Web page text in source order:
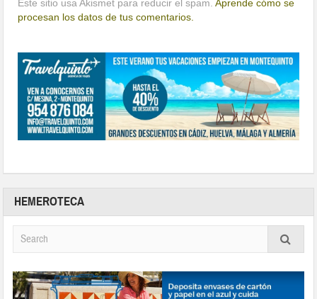
Este sitio usa Akismet para reducir el spam.Aprende cómo se
procesan los datos de tus comentarios.
HEMEROTECA